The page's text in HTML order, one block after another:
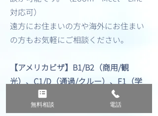
対応可）
遠方にお住まいの方や海外にお住まい
の方もお気軽にご相談ください。
【アメリカビザ】B1/B2（商用/観
光）、C1/D（通過/クルー）、F1（学
生）、M1（学生）、J1（交流訪問
者）、I（報道関係者）
無料相談 電話